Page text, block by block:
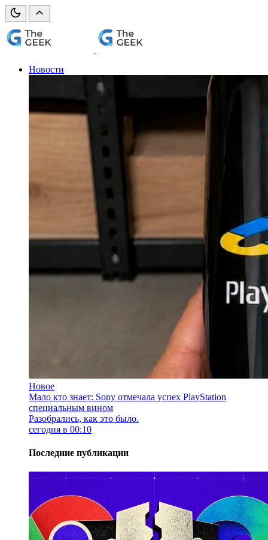
Новости
Новое
Мало кто знает: Sony отмечала успех PlayStation
специальным вином
Разобрались, как это было.
сегодня в 00:10
Последние публикации